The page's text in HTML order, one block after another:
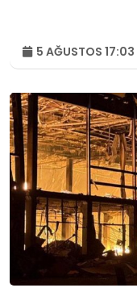
5 AĞUSTOS 17:03